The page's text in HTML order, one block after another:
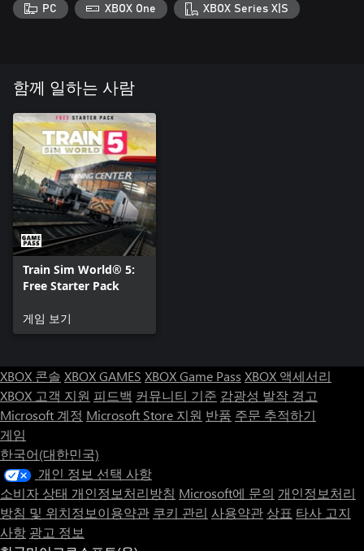
PC XBOX One XBOX Series X|S
함께 일하는 사람
Train Sim World® 5:
Free Starter Pack
게임 보기
XBOX 콘솔 XBOX GAMES XBOX Game Pass XBOX 액세서리
XBOX 고객 지원 피드백 커뮤니티 기준 감광성 발작 경고
Microsoft 계정 Microsoft Store 지원 반품 주문 추적하기
게임
한국어(대한민국)
개인 정보 선택 사항
소비자 상태 개인정보처리방침 Microsoft에 문의 개인정보처리
방침 및 위치정보이용약관 쿠키 관리 사용약관 상표 타사 고지
사항 광고 정보